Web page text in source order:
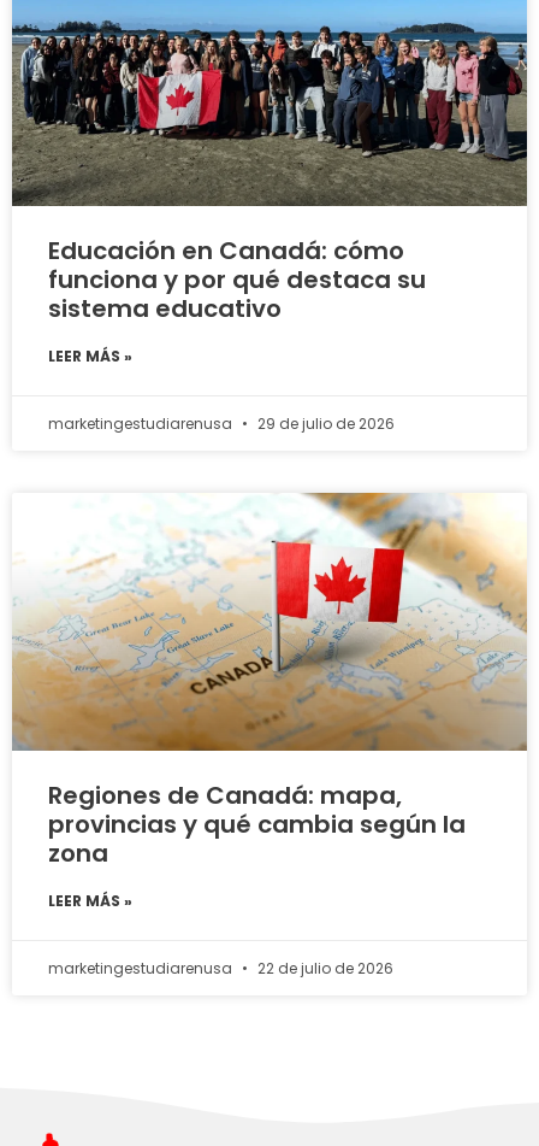
Educación en Canadá: cómo
funciona y por qué destaca su
sistema educativo
LEER MÁS »
marketingestudiarenusa 29 de julio de 2026
Regiones de Canadá: mapa,
provincias y qué cambia según la
zona
LEER MÁS »
marketingestudiarenusa 22 de julio de 2026